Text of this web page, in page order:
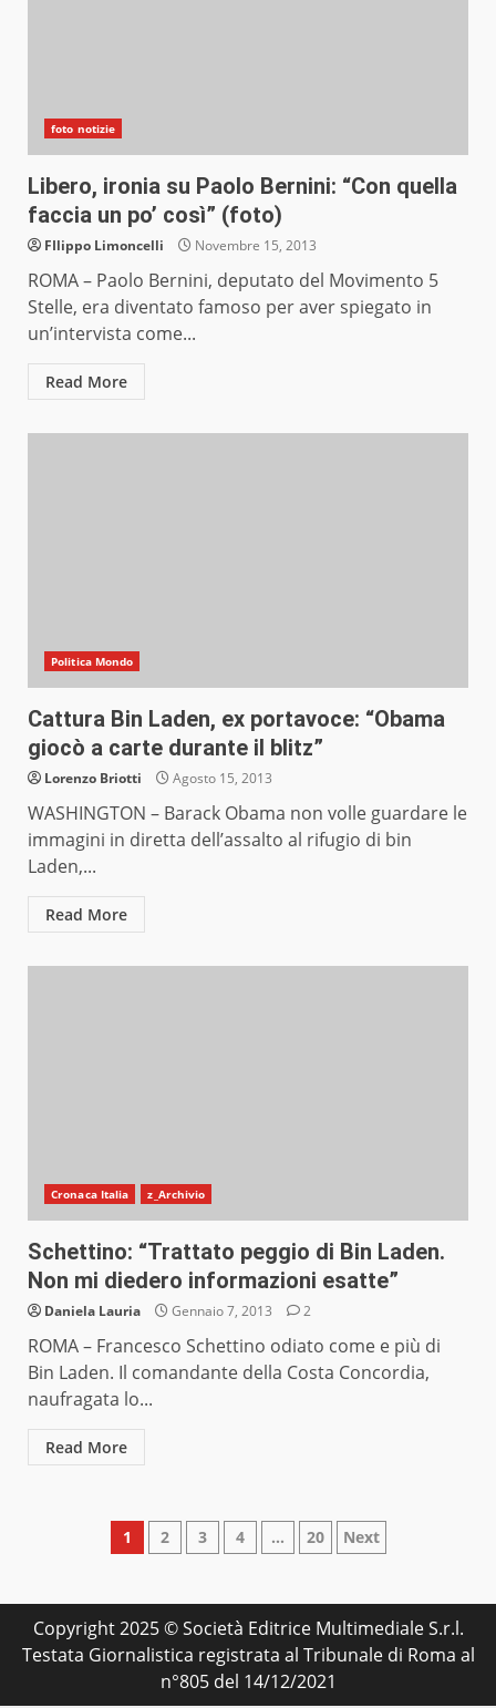
foto notizie
Libero, ironia su Paolo Bernini: “Con quella
faccia un po’ così” (foto)
FIlippo Limoncelli Novembre 15, 2013
ROMA – Paolo Bernini, deputato del Movimento 5
Stelle, era diventato famoso per aver spiegato in
un’intervista come...
Read More
Politica Mondo
Cattura Bin Laden, ex portavoce: “Obama
giocò a carte durante il blitz”
Lorenzo Briotti Agosto 15, 2013
WASHINGTON – Barack Obama non volle guardare le
immagini in diretta dell’assalto al rifugio di bin
Laden,...
Read More
Cronaca Italia z_Archivio
Schettino: “Trattato peggio di Bin Laden.
Non mi diedero informazioni esatte”
Daniela Lauria Gennaio 7, 2013 2
ROMA – Francesco Schettino odiato come e più di
Bin Laden. Il comandante della Costa Concordia,
naufragata lo...
Read More
Paginazione
articoli
1 2 3 4 … 20 Next
Copyright 2025 © Società Editrice Multimediale S.r.l.
Testata Giornalistica registrata al Tribunale di Roma al
n°805 del 14/12/2021